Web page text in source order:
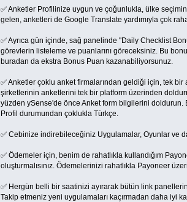
✅ Anketler Profilinize uygun ve çoğunlukla, ülke
gelen, anketleri de Google Translate yardımıyla çok
✅ Ayrıca gün içinde, sağ panelinde "Daily Checklist
görevlerin listeleme ve puanlarını göreceksiniz. Bu
buradan da ekstra Bonus Puan kazanabiliyorsunuz.
✅ Anketler çoklu anket firmalarından geldiği için, tek
şirketlerinin anketlerini tek bir platform üzerinden
yüzden ySense'de önce Anket form bilgilerini doldurun.
Profil durumundan çoklukla Türkçe.
✅ Cebinize indirebileceğiniz Uygulamalar, Oyunlar ve
✅ Ödemeler için, benim de rahatlıkla kullandığım
oluşturmalısınız. Ödemelerinizi rahatlıkla Payoneer
✅ Hergün belli bir saatinizi ayırarak bütün link
Takip etmeniz yeni uygulamaları kaçırmadan daha iyi